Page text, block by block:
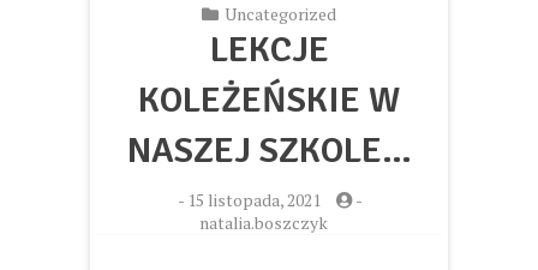
Uncategorized
LEKCJE
KOLEŻEŃSKIE W
NASZEJ SZKOLE…
- 15 listopada, 2021
-
natalia.boszczyk